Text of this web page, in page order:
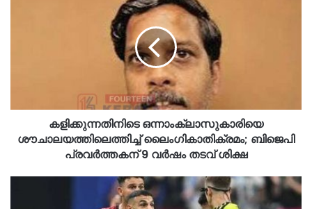
കളിക്കുന്നതിനിടെ ഒന്നാംക്ലാസുകാരിയെ
ശ‍ൗചാലയത്തിലെത്തിച്ച്‌ ലൈംഗികാതിക്രമം; ബിജെപി
പ്രവർത്തകന്‌ 9 വർഷം തടവ് ശിക്ഷ